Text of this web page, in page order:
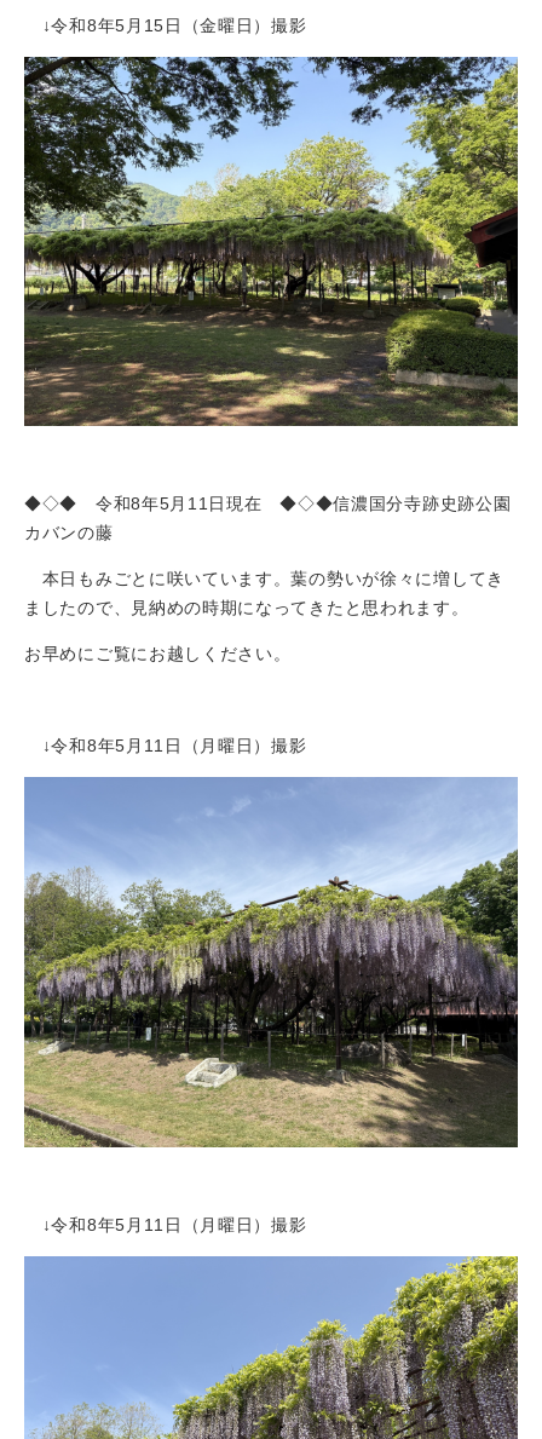
↓令和8年5月15日（金曜日）撮影
◆◇◆ 令和8年5月11日現在 ◆◇◆信濃国分寺跡史跡公園
カバンの藤
本日もみごとに咲いています。葉の勢いが徐々に増してき
ましたので、見納めの時期になってきたと思われます。
お早めにご覧にお越しください。
↓令和8年5月11日（月曜日）撮影
↓令和8年5月11日（月曜日）撮影